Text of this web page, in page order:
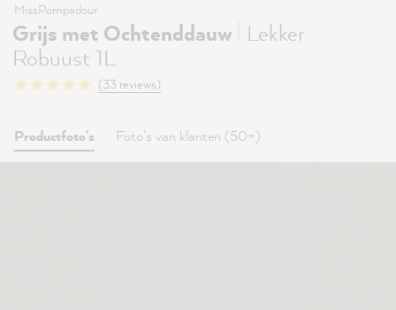
MissPompadour
Grijs met Ochtenddauw Lekker
Robuust 1L
(33 reviews)
Productfoto's Foto's van klanten (50+)